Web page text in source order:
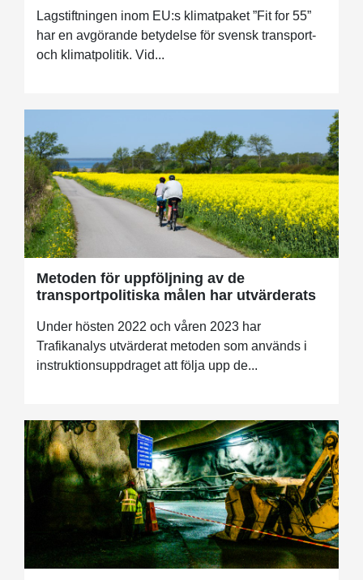
Lagstiftningen inom EU:s klimatpaket ”Fit for 55”
har en avgörande betydelse för svensk transport-
och klimatpolitik. Vid...
Metoden för uppföljning av de
transportpolitiska målen har utvärderats
Under hösten 2022 och våren 2023 har
Trafikanalys utvärderat metoden som används i
instruktionsuppdraget att följa upp de...